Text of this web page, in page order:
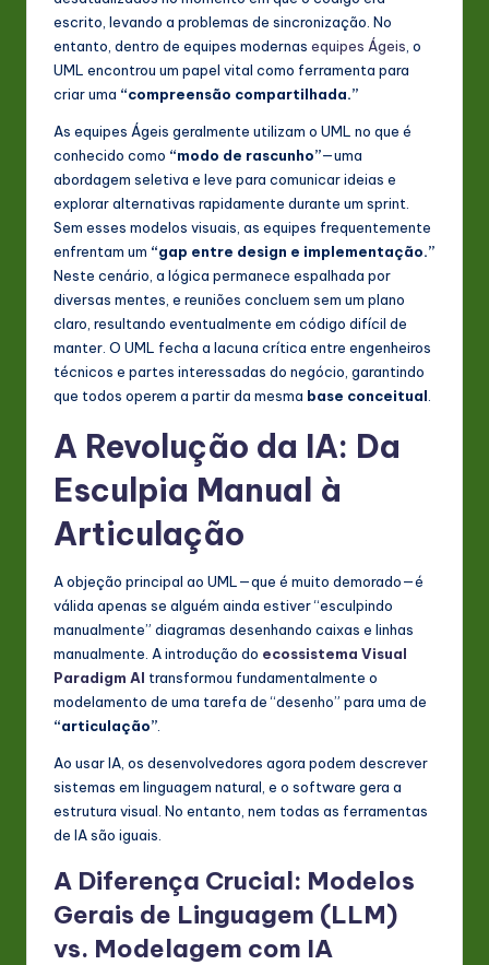
escrito, levando a problemas de sincronização. No
entanto, dentro de equipes modernas equipes Ágeis , o
UML encontrou um papel vital como ferramenta para
criar uma “compreensão compartilhada.”
As equipes Ágeis geralmente utilizam o UML no que é
conhecido como “modo de rascunho”—uma
abordagem seletiva e leve para comunicar ideias e
explorar alternativas rapidamente durante um sprint.
Sem esses modelos visuais, as equipes frequentemente
enfrentam um “gap entre design e implementação.”
Neste cenário, a lógica permanece espalhada por
diversas mentes, e reuniões concluem sem um plano
claro, resultando eventualmente em código difícil de
manter. O UML fecha a lacuna crítica entre engenheiros
técnicos e partes interessadas do negócio, garantindo
que todos operem a partir da mesma base conceitual
A Revolução da IA: Da
Esculpia Manual à
Articulação
A objeção principal ao UML—que é muito demorado—é
válida apenas se alguém ainda estiver “esculpindo
manualmente” diagramas desenhando caixas e linhas
manualmente. A introdução do ecossistema Visual
Paradigm AI transformou fundamentalmente o
modelamento de uma tarefa de “desenho” para uma de
“articulação”
Ao usar IA, os desenvolvedores agora podem descrever
sistemas em linguagem natural, e o software gera a
estrutura visual. No entanto, nem todas as ferramentas
de IA são iguais.
A Diferença Crucial: Modelos
Gerais de Linguagem (LLM)
vs. Modelagem com IA